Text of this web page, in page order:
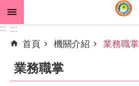
跳到主要內容區塊
進
搜
尋
::: :::
首頁
機關介紹 業務職掌
業務職掌